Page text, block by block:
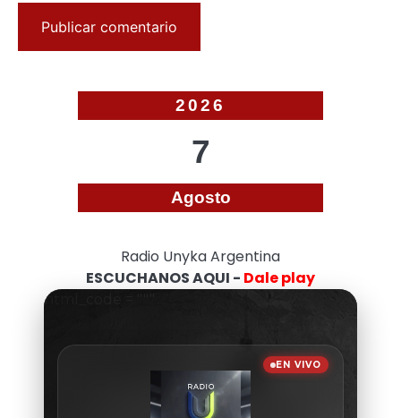
2026
7
Agosto
Radio Unyka Argentina
ESCUCHANOS AQUI - Dale play